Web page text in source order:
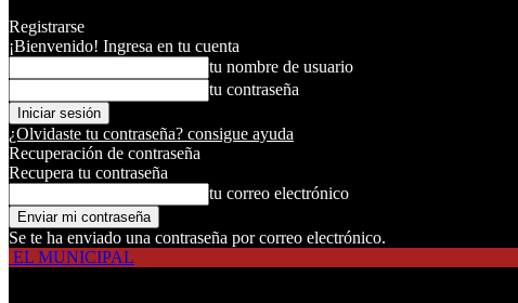
Registrarse
¡Bienvenido! Ingresa en tu cuenta
tu nombre de usuario
tu contraseña
¿Olvidaste tu contraseña? consigue ayuda
Recuperación de contraseña
Recupera tu contraseña
tu correo electrónico
Se te ha enviado una contraseña por correo electrónico.
EL MUNICIPAL